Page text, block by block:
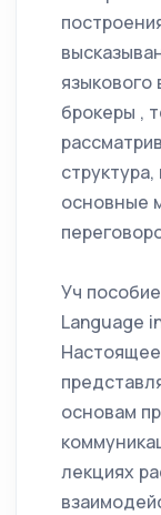
языкового
брокеры ,
основные
Уч
Language
основам
лекциях